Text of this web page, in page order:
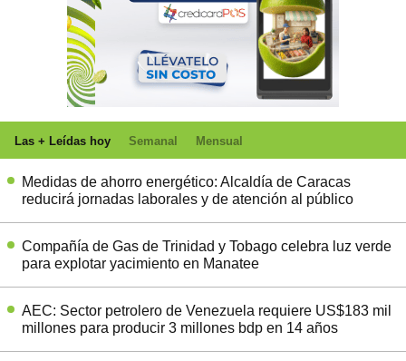
Las + Leídas hoy Semanal Mensual
Medidas de ahorro energético: Alcaldía de Caracas
reducirá jornadas laborales y de atención al público
Compañía de Gas de Trinidad y Tobago celebra luz verde
para explotar yacimiento en Manatee
AEC: Sector petrolero de Venezuela requiere US$183 mil
millones para producir 3 millones bdp en 14 años